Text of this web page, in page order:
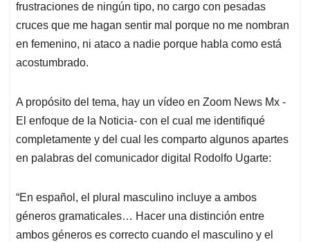
frustraciones de ningún tipo, no cargo con pesadas
cruces que me hagan sentir mal porque no me nombran
en femenino, ni ataco a nadie porque habla como está
acostumbrado.
A propósito del tema, hay un vídeo en Zoom News Mx -
El enfoque de la Noticia- con el cual me identifiqué
completamente y del cual les comparto algunos apartes
en palabras del comunicador digital Rodolfo Ugarte:
“En español, el plural masculino incluye a ambos
géneros gramaticales… Hacer una distinción entre
ambos géneros es correcto cuando el masculino y el